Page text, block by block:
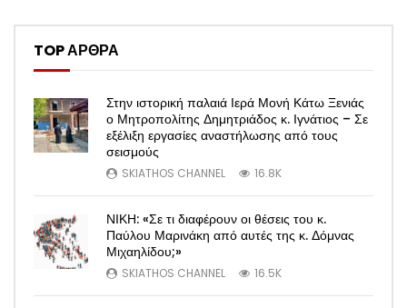
TOP ΑΡΘΡΑ
Στην ιστορική παλαιά Ιερά Μονή Κάτω Ξενιάς
ο Μητροπολίτης Δημητριάδος κ. Ιγνάτιος – Σε
εξέλιξη εργασίες αναστήλωσης από τους
σεισμούς
SKIATHOS CHANNEL 16.8K
ΝΙΚΗ: «Σε τι διαφέρουν οι θέσεις του κ.
Παύλου Μαρινάκη από αυτές της κ. Δόμνας
Μιχαηλίδου;»
SKIATHOS CHANNEL 16.5K